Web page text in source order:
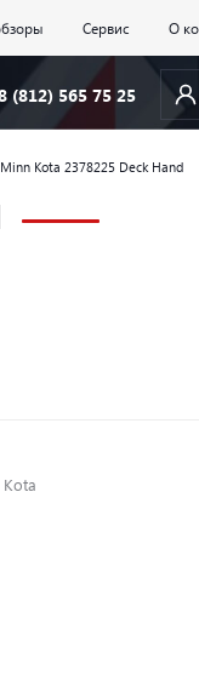
Сервис О
(812) 565 75 25
Kota 2378225 Deck Hand